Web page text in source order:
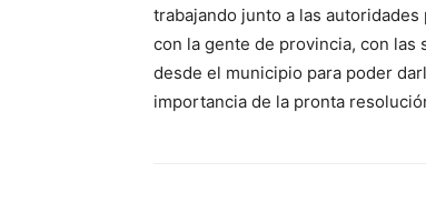
trabajando junto a las
con la gente de provincia, con
desde el municipio para poder
importancia de la pronta